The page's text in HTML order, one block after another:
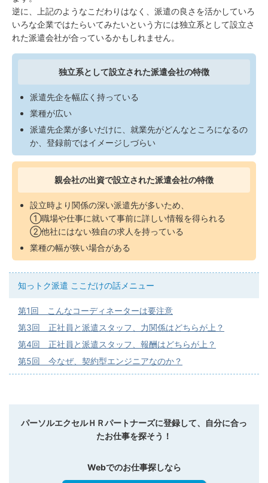
逆に、上記のようなこだわりはなく、派遣の良さを活かしていろ
いろな企業ではたらいてみたいという方には独立系として設立さ
れた派遣会社が合っているかもしれません。
独立系として設立された派遣会社の特徴
派遣先企を幅広く持っている
業種が広い
派遣先企業が多いだけに、就業先がどんなところになるの
か、登録前ではイメージしづらい
親会社の出資で設立された派遣会社の特徴
設立時より関係の深い派遣先が多いため、
①職場や仕事に就いて事前に詳しい情報を得られる
②他社にはない独自の求人を持っている
業種の幅が狭い場合がある
知っトク派遣 ここだけの話メニュー
第1回 こんなコーディネーターは要注意
第3回 正社員と派遣スタッフ、力関係はどちらが上？
第4回 正社員と派遣スタッフ、報酬はどちらが上？
第5回 今なぜ、契約型エンジニアなのか？
パーソルエクセルＨＲパートナーズに登録して、自分に合っ
たお仕事を探そう！
Webでのお仕事探しなら